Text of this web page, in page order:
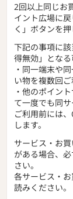
2回以上同じお
イント広場に
く」ボタンを
下記の事項に
得無効」となる
・同一端末や
い物を複数回
・他のポイン
て一度でも同
ご利用前には
します。
サービス・お
がある場合、
さい。
各サービス・
読みください。